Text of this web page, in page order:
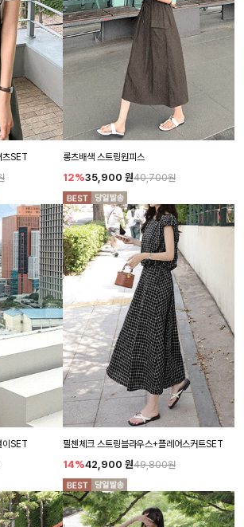
츠SET 롱츠배색 스트링원피스
12%35,900 원40,700원
이SET 필첸체크 스트링블라우스+플레어스커트SET
14%42,900 원49,800원